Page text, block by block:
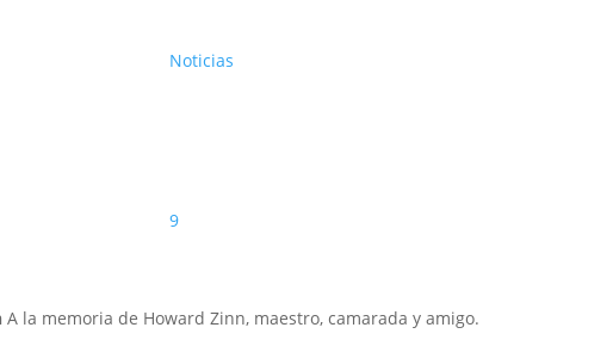
Noticias
9
A la memoria de Howard Zinn, maestro, camarada y amigo.